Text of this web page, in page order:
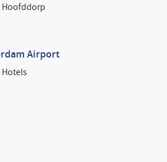
Hoofddorp
Airport